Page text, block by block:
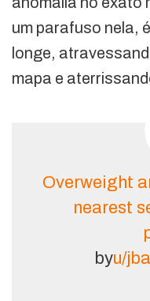
um parafuso nela,
longe,
mapa e
Overweight
nearest
byu/